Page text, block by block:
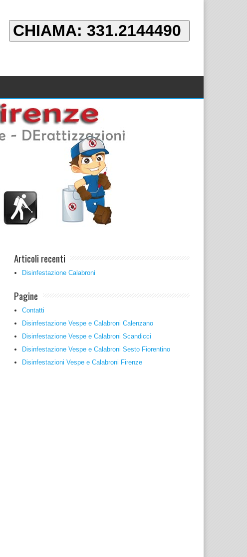
CHIAMA: 331.2144490
Articoli recenti
Disinfestazione Calabroni
Pagine
Contatti
Disinfestazione Vespe e Calabroni Calenzano
Disinfestazione Vespe e Calabroni Scandicci
Disinfestazione Vespe e Calabroni Sesto Fiorentino
Disinfestazioni Vespe e Calabroni Firenze